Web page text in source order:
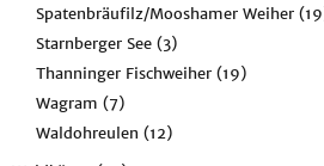
Spatenbräufilz/Mooshamer Weiher
Starnberger See (3)
Thanninger Fischweiher (19)
Wagram (7)
Waldohreulen (12)